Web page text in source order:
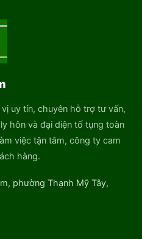
uy tín, chuyên hỗ trợ tư vấn,
hôn và đại diện tố tụng toàn
việc tận tâm, công ty cam
hàng.
phường Thạnh Mỹ Tây,